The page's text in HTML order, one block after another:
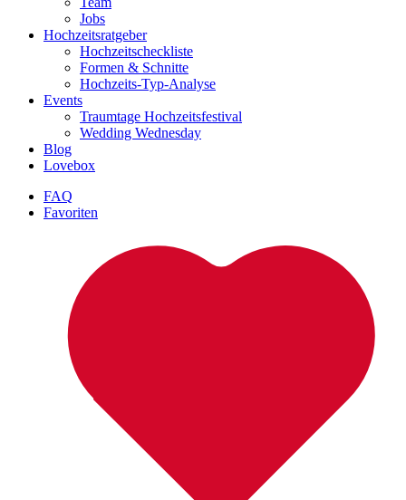
Jobs
Hochzeitsratgeber
Hochzeitscheckliste
Formen & Schnitte
Hochzeits-Typ-Analyse
Events
Traumtage Hochzeitsfestival
Wedding Wednesday
Blog
Lovebox
FAQ
Favoriten